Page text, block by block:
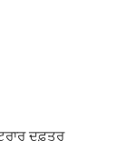
ਦਫ਼ਤਰ